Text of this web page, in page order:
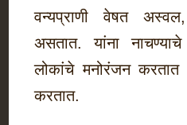
वन्यप्राणी वेषत
असतात. यांना
लोकांचे मनोरंजन
करतात.